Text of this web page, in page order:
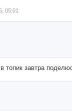
05:01
топик завтра